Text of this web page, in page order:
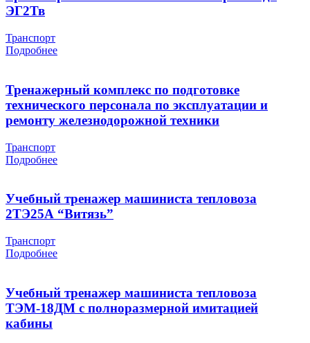
ЭГ2Тв
Транспорт
Подробнее
Тренажерный комплекс по подготовке
технического персонала по эксплуатации и
ремонту железнодорожной техники
Транспорт
Подробнее
Учебный тренажер машиниста тепловоза
2ТЭ25А “Витязь”
Транспорт
Подробнее
Учебный тренажер машиниста тепловоза
ТЭМ-18ДМ с полноразмерной имитацией
кабины